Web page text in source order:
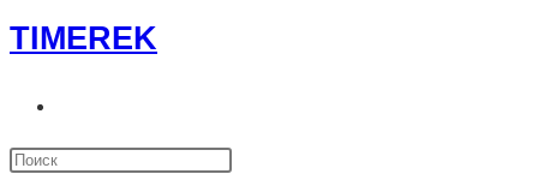
Перейти
к
TIMEREK